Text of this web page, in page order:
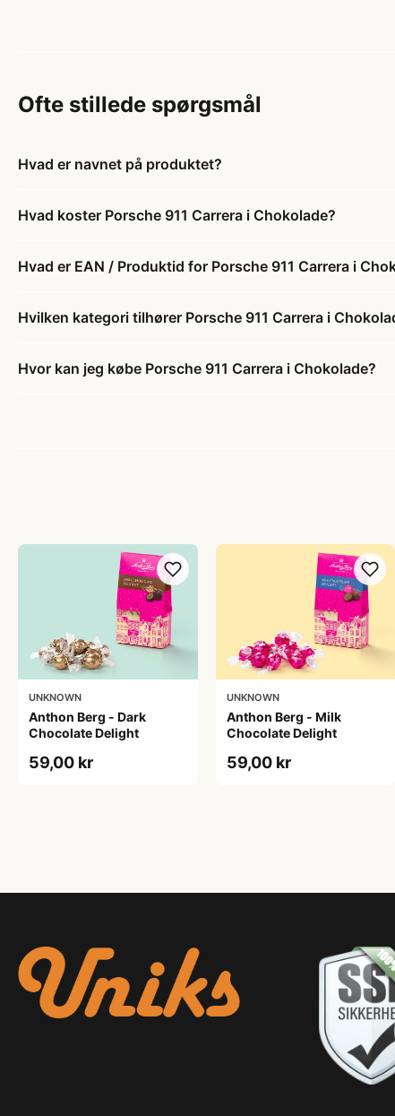
Ofte stillede spørgsmål
Hvad er navnet på produktet?
Hvad koster Porsche 911 Carrera i Chokolade?
Hvad er EAN / Produktid for Porsche 911 Carrera i
Hvilken kategori tilhører Porsche 911 Carrera i
Hvor kan jeg købe Porsche 911 Carrera i Chokolade?
UNKNOWN
Anthon Berg - Dark
Chocolate Delight
59,00 kr
UNKNOWN
Anthon Berg - Milk
Chocolate Delight
59,00 kr